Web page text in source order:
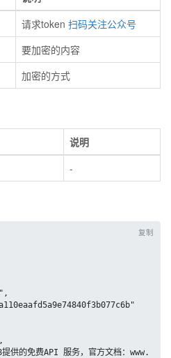
请求token 扫码关注公众号
要加密的内容
加密的方式
说明
-
复制